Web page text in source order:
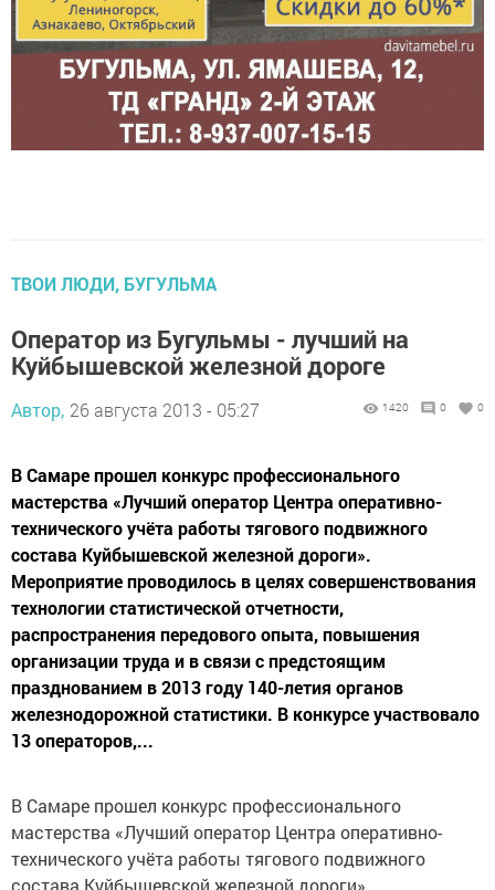
ТВОИ ЛЮДИ, БУГУЛЬМА
Оператор из Бугульмы - лучший на
Куйбышевской железной дороге
Автор, 26 августа 2013 - 05:27 1420 0 0
В Самаре прошел конкурс профессионального
мастерства «Лучший оператор Центра оперативно-
технического учёта работы тягового подвижного
состава Куйбышевской железной дороги».
Мероприятие проводилось в целях совершенствования
технологии статистической отчетности,
распространения передового опыта, повышения
организации труда и в связи с предстоящим
празднованием в 2013 году 140-летия органов
железнодорожной статистики. В конкурсе участвовало
13 операторов,...
В Самаре прошел конкурс профессионального
мастерства «Лучший оператор Центра оперативно-
технического учёта работы тягового подвижного
состава Куйбышевской железной дороги».